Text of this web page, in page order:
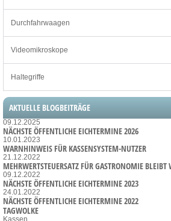
Durchfahrwaagen
Videomikroskope
Haltegriffe
AKTUELLE BLOGBEITRÄGE
09.12.2025
NÄCHSTE ÖFFENTLICHE EICHTERMINE 2026
10.01.2023
WARNHINWEIS FÜR KASSENSYSTEM-NUTZER
21.12.2022
MEHRWERTSTEUERSATZ FÜR GASTRONOMIE BLEIBT
09.12.2022
NÄCHSTE ÖFFENTLICHE EICHTERMINE 2023
24.01.2022
NÄCHSTE ÖFFENTLICHE EICHTERMINE 2022
TAGWOLKE
Kassen